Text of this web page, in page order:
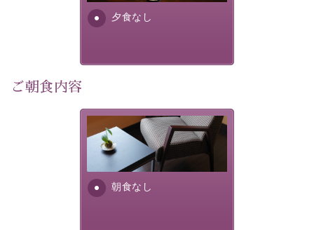
個室料亭、貸切風呂のご利用が可能な上、 安心安全にご
滞在いただけるよう
徹底した衛生管理を行っております。
-------------------------------------------------
・宿泊料金5%OFF
夕食なし
ご朝食内容
朝食なし
朝食なし。ご朝食を付ける場
合は朝食付きのプランをお選
びくださいませ。